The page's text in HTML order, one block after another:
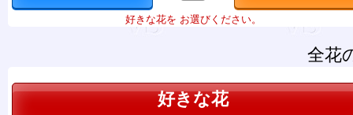
好きな花を お選びください。
全花
好きな花